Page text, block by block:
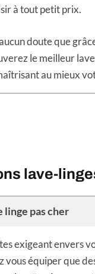
à tout petit prix.
doute que
le meilleur
au mieux
lave-
linge pas cher
exigeant envers
vous équiper que